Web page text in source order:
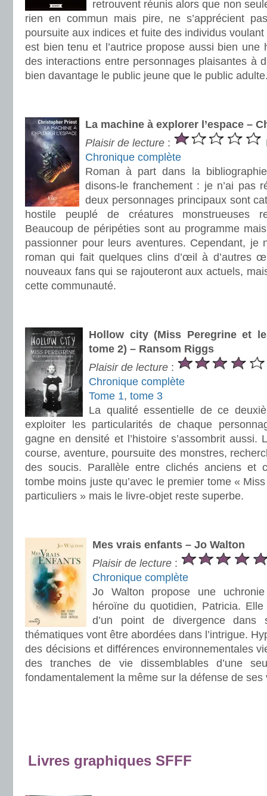
retrouvent réunis alors que non
rien en commun mais pire, ne s’apprécient
poursuite aux indices et fuite des individus
est bien tenu et l’autrice propose aussi bien une
des interactions entre personnages plaisantes à
bien davantage le public jeune que le public
La machine à explorer l’espace –
Plaisir de lecture :
Chronique complète
Roman à part dans la
disons-le franchement : je n’ai pas
deux personnages principaux sont
hostile peuplé de créatures monstrueuses
Beaucoup de péripéties sont au programme
passionner pour leurs aventures. Cependant, je
roman qui fait quelques clins d’œil à d’autres
nouveaux fans qui se rajouteront aux actuels,
cette communauté.
Hollow city (Miss Peregrine et
tome 2) – Ransom Riggs
Plaisir de lecture :
Chronique complète
Tome 1, tome 3
La qualité essentielle de ce
exploiter les particularités de chaque
gagne en densité et l’histoire s’assombrit aussi.
course, aventure, poursuite des monstres,
des soucis. Parallèle entre clichés anciens et
tombe moins juste qu’avec le premier tome «
particuliers » mais le livre-objet reste superbe.
Mes vrais enfants – Jo Walton
Plaisir de lecture :
Chronique complète
Jo Walton propose une
héroïne du quotidien, Patricia.
d’un point de divergence dans
thématiques vont être abordées dans l’intrigue.
des décisions et différences environnementales
des tranches de vie dissemblables d’une
fondamentalement la même sur la défense de ses
Livres graphiques SFFF